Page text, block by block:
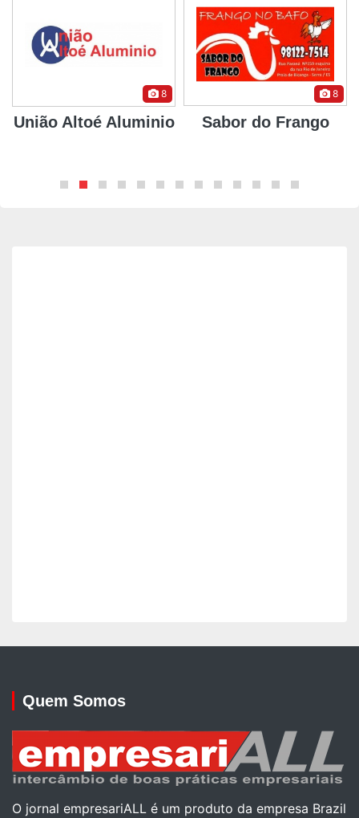
8
União Altoé Aluminio
8
Sabor do Frango
Quem Somos
O jornal empresariALL é um produto da empresa Brazil